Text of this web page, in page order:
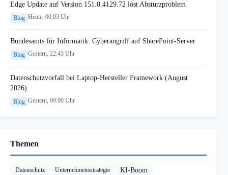
Edge Update auf Version 151.0.4129.72 löst Absturzproblem
Blog Heute, 00:03 Uhr
Bundesamts für Informatik: Cyberangriff auf SharePoint-Server
Blog Gestern, 22:43 Uhr
Datenschutzvorfall bei Laptop-Hersteller Framework (August
2026)
Blog Gestern, 09:00 Uhr
Themen
Datenschutz Unternehmensstrategie KI-Boom